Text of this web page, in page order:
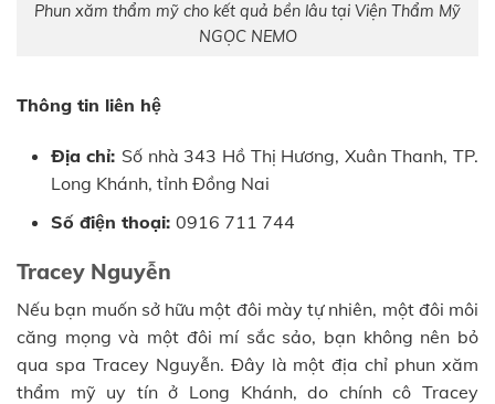
Phun xăm thẩm mỹ cho kết quả bền lâu tại Viện Thẩm Mỹ
NGỌC NEMO
Thông tin liên hệ
Địa chỉ: Số nhà 343 Hồ Thị Hương, Xuân Thanh, TP.
Long Khánh, tỉnh Đồng Nai
Số điện thoại: 0916 711 744
Tracey Nguyễn
Nếu bạn muốn sở hữu một đôi mày tự nhiên, một đôi môi
căng mọng và một đôi mí sắc sảo, bạn không nên bỏ
qua spa Tracey Nguyễn. Đây là một địa chỉ phun xăm
thẩm mỹ uy tín ở Long Khánh, do chính cô Tracey